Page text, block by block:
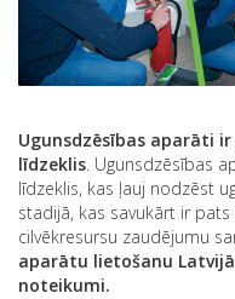
Ugunsdzēsības aparāti
līdzeklis. Ugunsdzēsības
līdzeklis, kas ļauj nodzēst
stadijā, kas savukārt ir
cilvēkresursu zaudējumu
aparātu lietošanu
noteikumi.